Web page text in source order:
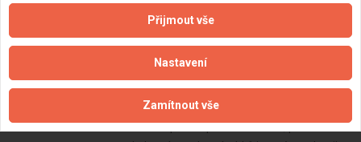
Přijmout vše
Nastavení
Zamítnout vše